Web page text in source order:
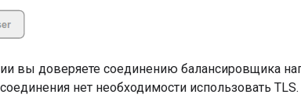
вы доверяете соединению балансировщика
нет необходимости использовать